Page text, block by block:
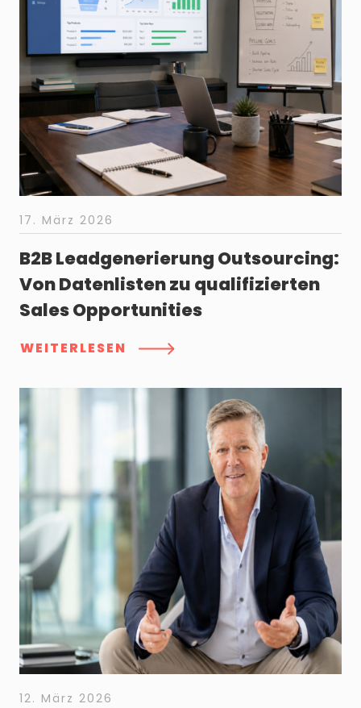
17. März 2026
B2B Leadgenerierung Outsourcing:
Von Datenlisten zu qualifizierten
Sales Opportunities
WEITERLESEN
12. März 2026